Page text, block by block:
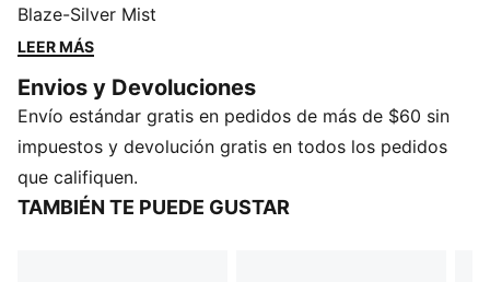
referencian una campana y el pasaje del tren. Al
infundir la herencia PUMA con innovadora y expansiva
cancha de basquetbol.
CARACTERÍSTICAS Y BENEFICIOS
NITROFOAM™: Gomaespuma inyectada con nitrógeno
encapsulado, diseñada para brindar gran capacidad
de respuesta y amortiguación superiores en un
Blaze-Silver Mist
LEER MÁS
Envios y Devoluciones
Envío estándar gratis en pedidos de más de $60 sin
impuestos y devolución gratis en todos los pedidos
que califiquen.
TAMBIÉN TE PUEDE GUSTAR